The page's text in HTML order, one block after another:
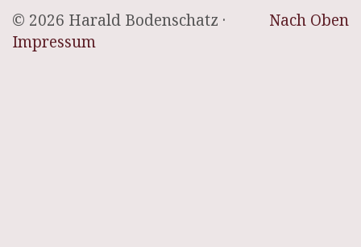
Nach Oben
© 2026 Harald Bodenschatz ·
Impressum